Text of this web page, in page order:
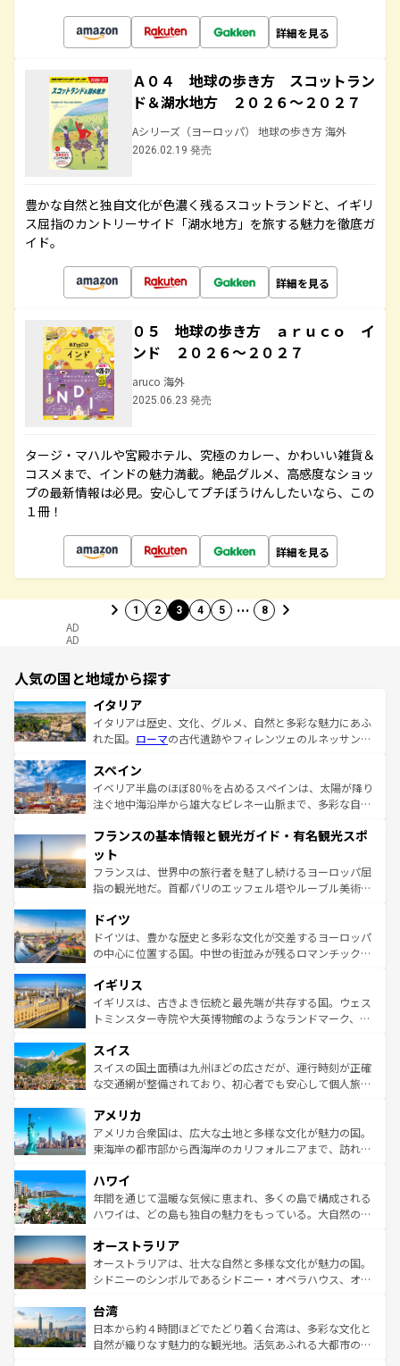
詳細を見る
Ａ０４ 地球の歩き方 スコットラン
ド＆湖水地方 ２０２６～２０２７
Aシリーズ（ヨーロッパ） 地球の歩き方 海外
2026.02.19 発売
豊かな自然と独自文化が色濃く残るスコットランドと、イギリ
ス屈指のカントリーサイド「湖水地方」を旅する魅力を徹底ガ
イド。
詳細を見る
０５ 地球の歩き方 ａｒｕｃｏ イ
ンド ２０２６～２０２７
aruco 海外
2025.06.23 発売
タージ・マハルや宮殿ホテル、究極のカレー、かわいい雑貨＆
コスメまで、インドの魅力満載。絶品グルメ、高感度なショッ
プの最新情報は必見。安心してプチぼうけんしたいなら、この
１冊！
詳細を見る
1 2 3 4 5 … 8
AD
AD
人気の国と地域から探す
イタリア
イタリアは歴史、文化、グルメ、自然と多彩な魅力にあふ
れた国。 ローマの古代遺跡やフィレンツェのルネッサンス
ろん、トスカーナの美しい田園風景やアマルフィ海岸の絶
景など、自然景観も見逃せない。観光の合間には、本場の
ピザやパスタなど、絶品のイタリア料理を堪能することも
ませてくれるイタリアで、忘れられない旅をしてみよう！
なお、新着のイタリア情報は
しい。
スペイン
イベリア半島のほぼ80％を占めるスペインは、太陽が降り
注ぐ地中海沿岸から雄大なピレネー山脈まで、多彩な自然
文化が根付くこの国では、情熱的なフラメンコ、熱気あふ
れる闘牛、そして美味しいタパスが生活の一部となってい
る。首都マドリードの洗練された雰囲気や、バルセロナの
アートに溢れた街角から、地方では古代ローマ遺跡や中世
せる。地方によって風土や気候が異なるスペインはその個
性で訪れる人を魅了する。 なお、新着のスペイン情報は コ
ンテンツ一覧を参照してほしい。
フランスの基本情報と観光ガイド・有名観光スポ
ット
フランスは、世界中の旅行者を魅了し続けるヨーロッパ屈
指の観光地だ。首都パリのエッフェル塔やルーブル美術館
で、幅広い魅力が詰まっている。華麗な宮殿、歴史的な大
聖堂、美しいビーチ、そして豊かな自然が、訪れる者を心
から魅了する。また、フランスは美食の国としても知ら
いる。シャンパンの発祥地であるランス、プロヴァンスの
香り高いラベンダー畑など、多彩な楽しみ方が可能だ。さ
らに、パリ以外の地域にも魅力が溢れており、どの街角に
れる地方に足を運ぶとそれぞれで全く異なる文化を体験で
きるだろう。 なお、新着のフランス情報はコンテンツ一覧
を参照してほしい。
ドイツ
ドイツは、豊かな歴史と多彩な文化が交差するヨーロッパ
の中心に位置する国。中世の街並みが残るロマンチック街
顔を持つこの国は、どこを歩いても飽きることがない。ベ
ルリンの文化的活気、バイエルン州のアルプスの絶景、そ
してライン川沿いのワイン畑といった風景は必見。ビール
は、お酒好きな人にはぜひ体験してほしい。 なお、新着の
ドイツ情報はコンテンツ一覧を参照してほしい。
イギリス
イギリスは、古きよき伝統と最先端が共存する国。ウェス
トミンスター寺院や大英博物館のようなランドマーク、歴
リアごとに異なる魅力がある。また、優雅なアフタヌーン
ティー、ビール好きにはたまらない英国パブ、サッカー観
戦など、本場だからこそできる体験も豊富。イギリスを旅
ンツ一覧を参照してほしい。
スイス
スイスの国土面積は九州ほどの広さだが、運行時刻が正確
な交通網が整備されており、初心者でも安心して個人旅行
の建物がそのまま残る町や、スイスならではのユニークな
博物館もあり、アルプス観光だけでなく町歩きも満喫する
ことができる。国民の所得が高いため物価も高いが、旅行
ば市内交通費無料で観光を楽しむこともできる。 なお、新
着のスイス情報はコンテンツ一覧 を参照してほしい。
アメリカ
アメリカ合衆国は、広大な土地と多様な文化が魅力の国。
東海岸の都市部から西海岸のカリフォルニアまで、訪れる
のような巨大都市は、観光、ショッピング、エンターテイ
ンメントが詰まった刺激的なスポットだ。一方、アメリカ
西部には大自然が広がり、グランドキャニオンやイエロー
部のニューオーリンズでは、音楽と美食が融合した独特の
文化が魅力。旅行者はアメリカの各地域で異なる魅力を楽
しみながら、その多様性と豊かな歴史を感じることができ
ならではの贅沢な旅のスタイルだ。 なお、新着のアメリカ
情報はコンテンツ一覧を参照してほしい。
ハワイ
年間を通じて温暖な気候に恵まれ、多くの島で構成される
ハワイは、どの島も独自の魅力をもっている。大自然の神
ワイ島は見逃せない。また、定番の観光地といえばオアフ
島だが、静かな自然を求めるならマウイ島やカウアイ島が
おすすめ。エメラルドグリーンに輝く海をはじめ、豊かな
れるおもてなしの心で訪れる人々を迎えてくれるハワイの
人々、おいしいローカルフードやハワイアンミュージッ
ク、伝統的なフラダンスなど、すべてがハワイの魅力を彩
オーストラリア
オーストラリアは、壮大な自然と多様な文化が魅力の国。
シドニーのシンボルであるシドニー・オペラハウス、オー
リアリーフや大陸中央部にそびえるウルル（エアーズロッ
ク）、タスマニアの美しい原生林やケアンズの熱帯雨林な
ど、見どころがたくさん。また、カフェやワイン、オージ
台湾
日本から約４時間ほどでたどり着く台湾は、多彩な文化と
自然が織りなす魅力的な観光地。活気あふれる大都市の台